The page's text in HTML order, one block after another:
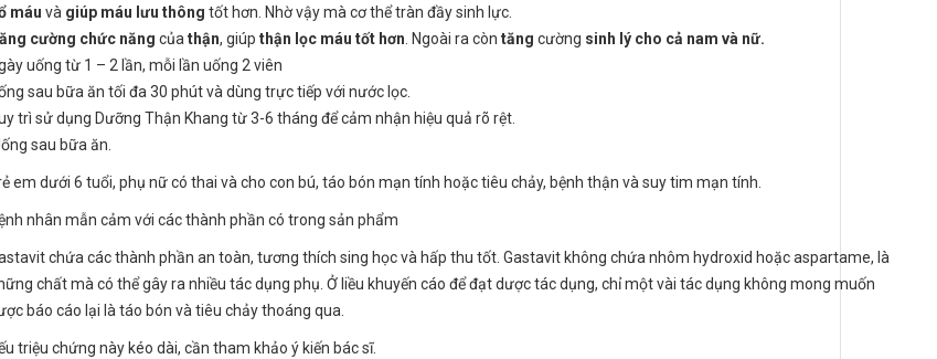
máu và giúp máu lưu thông tốt hơn. Nhờ vậy mà cơ thể tràn đầy sinh lực.
cường chức năng củathận, giúp thận lọc máu tốt hơn. Ngoài ra còn tăng cường sinh lý cho cả nam và nữ.
uống từ 1 – 2 lần, mỗi lần uống 2 viên
sau bữa ăn tối đa 30 phút và dùng trực tiếp với nước lọc.
trì sử dụng Dưỡng Thận Khang từ 3-6 tháng để cảm nhận hiệu quả rõ rệt.
sau bữa ăn.
em dưới 6 tuổi, phụ nữ có thai và cho con bú, táo bón mạn tính hoặc tiêu chảy, bệnh thận và suy tim mạn tính.
nhân mẫn cảm với các thành phần có trong sản phẩm
chứa các thành phần an toàn, tương thích sing học và hấp thu tốt. Gastavit không chứa nhôm hydroxid hoặc aspartame, là
chất mà có thể gây ra nhiều tác dụng phụ. Ở liều khuyến cáo để đạt dược tác dụng, chỉ một vài tác dụng không mong muốn
báo cáo lại là táo bón và tiêu chảy thoáng qua.
triệu chứng này kéo dài, cần tham khảo ý kiến bác sĩ.